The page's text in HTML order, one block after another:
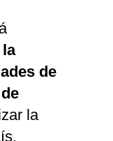
de
la